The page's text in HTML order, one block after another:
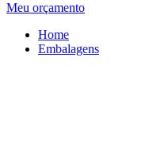
Meu orçamento
Home
Embalagens